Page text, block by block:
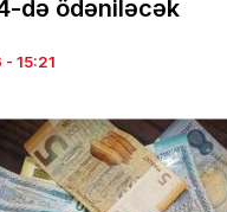
də ödəniləcək
15:21